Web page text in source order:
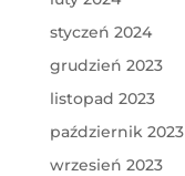
styczeń 2024
grudzień 2023
listopad 2023
październik 2023
wrzesień 2023